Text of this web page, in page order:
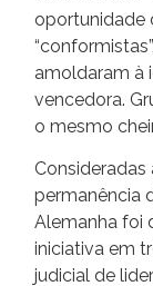
oportunidade
amoldaram à
vencedora.
o mesmo
permanência
Alemanha foi
iniciativa em
judicial de